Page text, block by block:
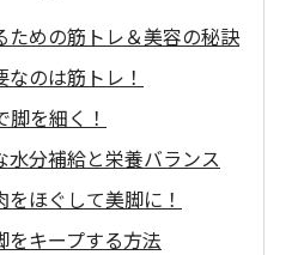
ための筋トレ＆美容の秘訣
のは筋トレ！
を細く！
水分補給と栄養バランス
ほぐして美脚に！
をキープする方法